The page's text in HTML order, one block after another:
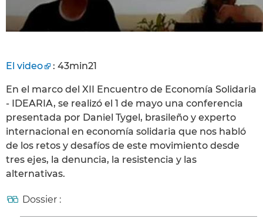
El video : 43min21
En el marco del XII Encuentro de Economía Solidaria
- IDEARIA, se realizó el 1 de mayo una conferencia
presentada por Daniel Tygel, brasileño y experto
internacional en economía solidaria que nos habló
de los retos y desafíos de este movimiento desde
tres ejes, la denuncia, la resistencia y las
alternativas.
Dossier :